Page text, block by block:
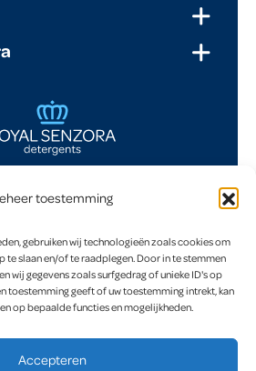
toestemming
gebruiken wij technologieën zoals cookies om
slaan en/of te raadplegen. Door in te stemmen
wij gegevens zoals surfgedrag of unieke ID's op
toestemming geeft of uw toestemming intrekt, kan
op bepaalde functies en mogelijkheden.
Accepteren
Munsterstraat 2A
NL
Postbus 104
7400 AC Deventer
NL
(+31) 570 - 68 33 33
info@senzora.nl